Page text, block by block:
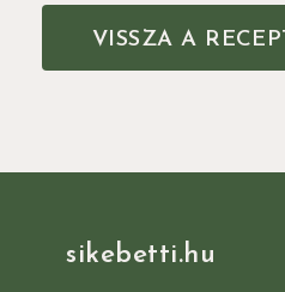
VISSZA A
sikebetti.hu